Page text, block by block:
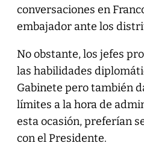
conversaciones en
embajador ante los
No obstante, los jefes
las habilidades
Gabinete pero también
límites a la hora de
esta ocasión, preferían
con el Presidente.